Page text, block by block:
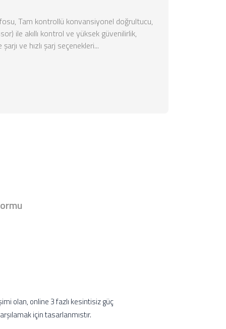
Tam kontrollü konvansiyonel doğrultucu,
ile akıllı kontrol ve yüksek güvenilirlik,
ve hızlı şarj seçenekleri...
olan, online 3 fazlı kesintisiz güç
için tasarlanmıstır.